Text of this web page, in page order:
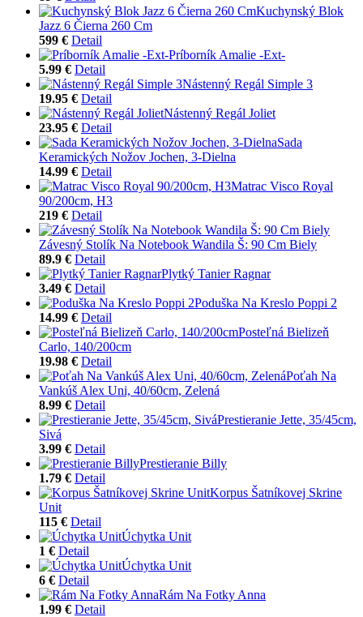
Kuchynský Blok
Jazz 6 Čierna 260 Cm
599 € Detail
Príborník Amalie -Ext-
5.99 € Detail
Nástenný Regál Simple 3
19.95 € Detail
Nástenný Regál Joliet
23.95 € Detail
Sada
Keramických Nožov Jochen, 3-Dielna
14.99 € Detail
Matrac Visco Royal
90/200cm, H3
219 € Detail
Závesný Stolík Na Notebook Wandila Š: 90 Cm Biely
89.9 € Detail
Plytký Tanier Ragnar
3.49 € Detail
Poduška Na Kreslo Poppi 2
14.99 € Detail
Posteľná Bielizeň
Carlo, 140/200cm
19.98 € Detail
Poťah Na
Vankúš Alex Uni, 40/60cm, Zelená
8.99 € Detail
Prestieranie Jette, 35/45cm,
Sivá
3.99 € Detail
Prestieranie Billy
1.79 € Detail
Korpus Šatníkovej Skrine
Unit
115 € Detail
Úchytka Unit
1 € Detail
Úchytka Unit
6 € Detail
Rám Na Fotky Anna
1.99 € Detail